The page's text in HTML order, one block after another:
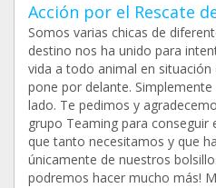
Acción por el Rescate
Somos varias chicas de
destino nos ha unido para
vida a todo animal en situación
pone por delante.
lado. Te pedimos y
grupo Teaming para
que tanto necesitamos y que
únicamente de nuestros
podremos hacer mucho más!